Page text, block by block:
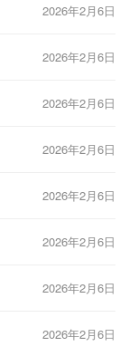
2026年2月6日
2026年2月6日
2026年2月6日
2026年2月6日
2026年2月6日
2026年2月6日
2026年2月6日
2026年2月6日